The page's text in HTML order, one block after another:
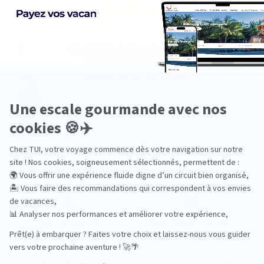
Pourquoi choisir TUI ?
TUI, acteur du
tourisme durable
Des hôtels choisis
avec soin